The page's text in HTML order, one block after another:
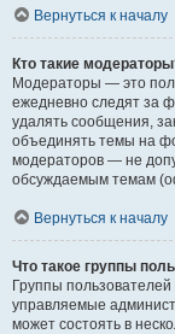
Вернуться к началу
Кто такие
Модераторы — это
ежедневно следят за
удалять сообщения,
объединять темы на
модераторов — не
обсуждаемым темам
Вернуться к началу
Что такое группы
Группы
управляемые
может состоять в